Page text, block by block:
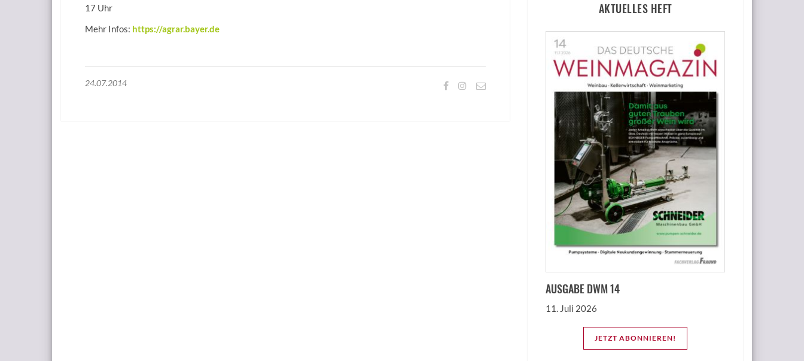
17 Uhr
Mehr Infos: https://agrar.bayer.de
24.07.2014
AKTUELLES HEFT
AUSGABE DWM 14
11. Juli 2026
JETZT ABONNIEREN!